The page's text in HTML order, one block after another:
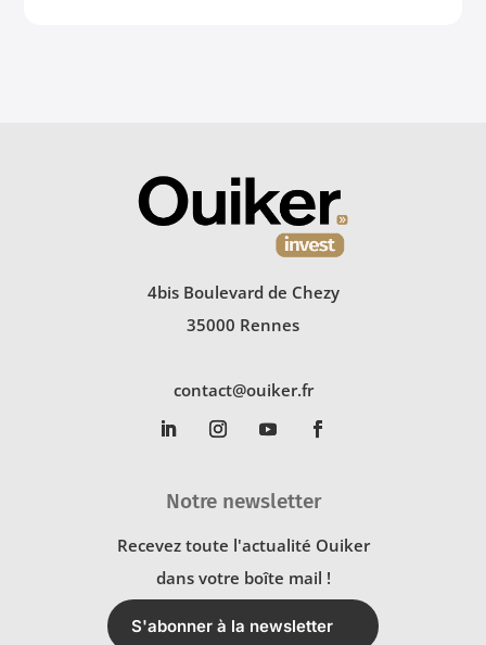
4bis Boulevard de Chezy
35000 Rennes
contact@ouiker.fr
Notre newsletter
Recevez toute l'actualité Ouiker
dans votre boîte mail !
S'abonner à la newsletter